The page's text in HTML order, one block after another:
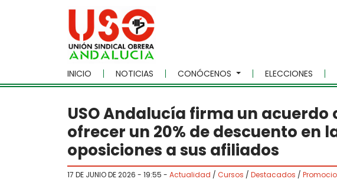
Skip to main content
INICIO NOTICIAS CONÓCENOS ELECCIONES
USO Andalucía firma un acuerdo
ofrecer un 20% de descuento en
oposiciones a sus afiliados
17 DE JUNIO DE 2026 - 19:55 - Actualidad / Cursos / Destacados /